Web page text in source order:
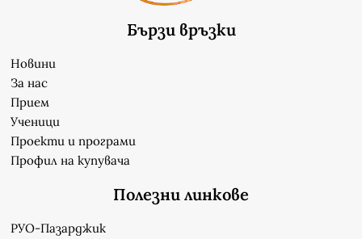
Бързи връзки
Новини
За нас
Прием
Ученици
Проекти и програми
Профил на купувача
Полезни линкове
РУО-Пазарджик